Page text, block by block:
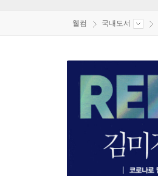
웰컴 국내도서